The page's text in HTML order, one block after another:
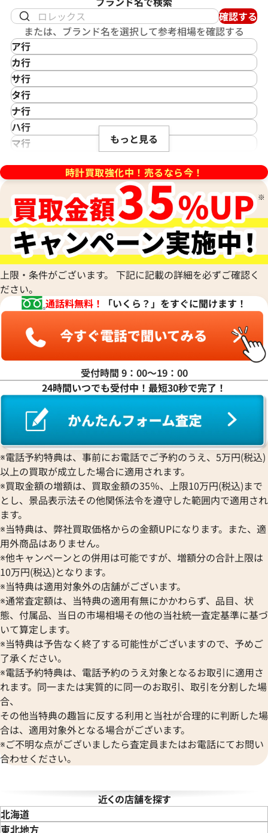
テレーション ブラッシュ
格
日時点の参考買取価格です
オメガ デ・ヴィル プレステ
424.10.37.20.03.001
参考買取価格
229,000円
※2026年5月27日時点の参考
ィル 424.10.40.20.01.001
日時点の参考買取価格です
オメガ デ・ヴィル
参考買取価格
211,000
※2026年5月9日時点の参考買
ィル 424.10.37.20.04.001
格
9日時点の参考買取価格です
オメガ コンステレーション
154,000円
※2023年11月27日時点の参考
す
スター 2501.83
確認する
または、ブランド名を選択して参考相場を確認する
ア行
IKEPOD
アイクポッド
IWC
アイダブリューシー
Azimuth
アジムース
ANONIMO
Alain Silberstein
アラン・シルベスタイン
Armand Nicolet
アルマン・ニコレ
WALTHAM
ウォルサム
HUBLOT
ウブロ
ETERNA
エテルナ
エドックス
EBERHARD
エベラール
エポス
Hermes
エルメス
OMEGA
オメガ
ORIENT
オリエント
ORIS
オリス
Audemars Piguet
オーデマ ピゲ
Vacheron Constantin
ヴァシュロン・コンスタンタン
Van Cleef & Arpels
ヴァンクリーフ＆アーペル
Versace
ヴェルサーチ
Wempe
ヴェンペ
カ行
CASIO
カシオ
Cartier
カルティエ
Gaga Milano
ガガミラノ
Quinting
クインティング
Cuervo y Sobrinos
クエルボ・イ・ソブリノス
CVSTOS
クストス
Chronoswiss
クロノスイス
GUCCI
グッチ
Graham
Grand Seiko
グランドセイコー
CORUM
コルム
Concord
コンコルド
サ行
Saint Laurent
サンローラン
Shellman
シェルマン
CITIZEN
シチズン
CHANEL
シャネル
Chopard
ショパール
CHAUMET
ショーメ
Jacob & Co.
ジェイコブ
Gerald Genta
ジェラルド・ジェンタ
ジャガー・ルクルト
Jaquet Droz
Girard-Perregaux
ジラール・ペルゴ
Sinn
ストーヴァ
SEIKO
セイコー
CENTURY
センチュリー
ZENITH
ゼニス
タ行
TAG Heuer
タグ・ホイヤー
Daniel Roth
ダニエル・ロート
TUDOR
チューダー(チュードル)
Tiffany & Co.
ティファニー
Dior
ディオール
ナ行
NOMOS Glashütte
ノモス グラスヒュッテ
ハ行
Hamilton
Harry Winston
Patek Philippe
パテック フィリップ
Panerai
パネライ
Parmigiani Fleurier
パルミジャーニ・フルリエ
Piaget
ピアジェ
PIERRE KUNZ
ピエール・クンツ
FRANCK MULLER
ブシュロン
BREITLING
ブライトリング
Blancpain
ブランパン
BVLGARI
ブルガリ
Breguet
ブレゲ
BULOVA
ブローバ
Bell & Ross
ベル＆ロス
BAUME＆MERCIER
ボーム＆メルシエ
BALL Watch
ボール ウォッチ
マ行
モーリス・ラクロア
RALPH LAUREN
Richard Mille
リシャール・ミル
Louis Vuitton
ルイ・ヴィトン
Luminox
ルミノックス
Ressence
レッセンス
ROGER DUBUIS
ロジェ・デュブイ
ROLEX
ロレックス
ロンジン
もっと見る
時計買取強化中！売るなら今！
上限・条件がございます。 下記に記載の詳細を必ずご確認く
ださい。
通話料無料！
「いくら？」をすぐに聞けます！
受付時間 9：00〜19：00
24時間いつでも受付中！最短30秒で完了！
※電話予約特典は、事前にお電話でご予約のうえ、5万円(税込)
以上の買取が成立した場合に適用されます。
※買取金額の増額は、買取金額の35％、上限10万円(税込)まで
とし、景品表示法その他関係法令を遵守した範囲内で適用され
ます。
※当特典は、弊社買取価格からの金額UPになります。また、適
用外商品はありません。
※他キャンペーンとの併用は可能ですが、増額分の合計上限は
10万円(税込)となります。
※当特典は適用対象外の店舗がございます。
※通常査定額は、当特典の適用有無にかかわらず、品目、状
態、付属品、当日の市場相場その他の当社統一査定基準に基づ
いて算定します。
※当特典は予告なく終了する可能性がございますので、予めご
了承ください。
※電話予約特典は、電話予約のうえ対象となるお取引に適用さ
れます。同一または実質的に同一のお取引、取引を分割した場
合、
その他当特典の趣旨に反する利用と当社が合理的に判断した場
合は、適用対象外となる場合がございます。
※ご不明な点がございましたら査定員またはお電話にてお問い
合わせください。
近くの店舗を探す
北海道
東北地方